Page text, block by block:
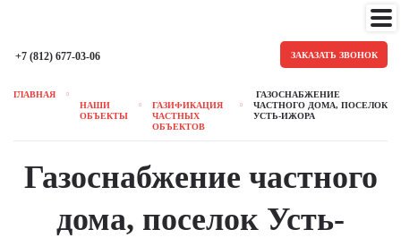
+7 (812) 677-03-06 ЗАКАЗАТЬ ЗВОНОК
ГЛАВНАЯ
НАШИ
ОБЪЕКТЫ
ГАЗИФИКАЦИЯ
ЧАСТНЫХ
ОБЪЕКТОВ
ГАЗОСНАБЖЕНИЕ
ЧАСТНОГО ДОМА, ПОСЕЛОК
УСТЬ-ИЖОРА
Газоснабжение частного
дома, поселок Усть-